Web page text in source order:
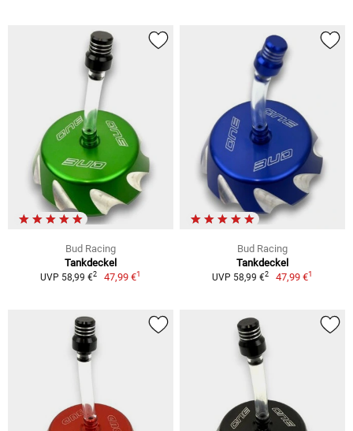
Bud Racing
Tankdeckel
UVP 58,99 €2 47,99 €1
Bud Racing
Tankdeckel
UVP 58,99 €2 47,99 €1